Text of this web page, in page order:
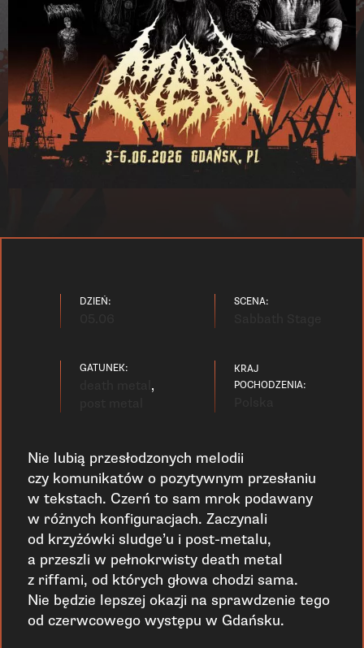
DZIEŃ: SCENA:
GATUNEK:
,
KRAJ
POCHODZENIA:
Nie lubią przesłodzonych melodii
czy komunikatów o pozytywnym przesłaniu
w tekstach. Czerń to sam mrok podawany
w różnych konfiguracjach. Zaczynali
od krzyżówki sludge’u i post-metalu,
a przeszli w pełnokrwisty death metal
z riffami, od których głowa chodzi sama.
Nie będzie lepszej okazji na sprawdzenie tego
od czerwcowego występu w Gdańsku.